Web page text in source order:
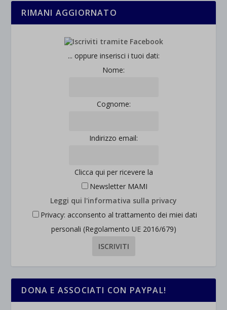
RIMANI AGGIORNATO
... oppure inserisci i tuoi dati:
Nome:
Cognome:
Indirizzo email:
Clicca qui per ricevere la
Newsletter MAMI
Leggi qui l'informativa sulla privacy
Privacy: acconsento al trattamento dei miei dati
personali (Regolamento UE 2016/679)
DONA E ASSOCIATI CON PAYPAL!
wp-settings-time-*
_ga_*
esplicitamente categorizzati.